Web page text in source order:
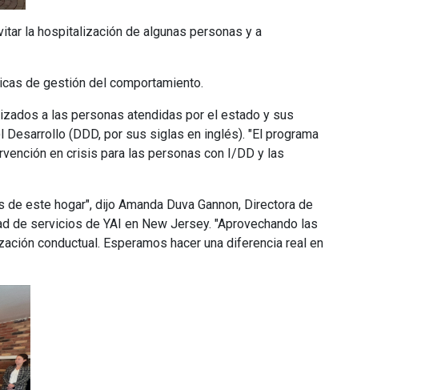
la hospitalización de algunas personas y a
de gestión del comportamiento.
a las personas atendidas por el estado y sus
(DDD, por sus siglas en inglés). "El programa
en crisis para las personas con I/DD y las
este hogar", dijo Amanda Duva Gannon, Directora de
de servicios de YAI en New Jersey. "Aprovechando las
conductual. Esperamos hacer una diferencia real en